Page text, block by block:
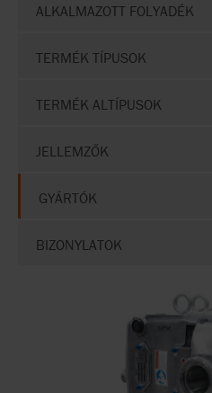
ALKALMAZOTT FOLYADÉK
TERMÉK TÍPUSOK
TERMÉK ALTÍPUSOK
JELLEMZŐK
GYÁRTÓK
BIZONYLATOK